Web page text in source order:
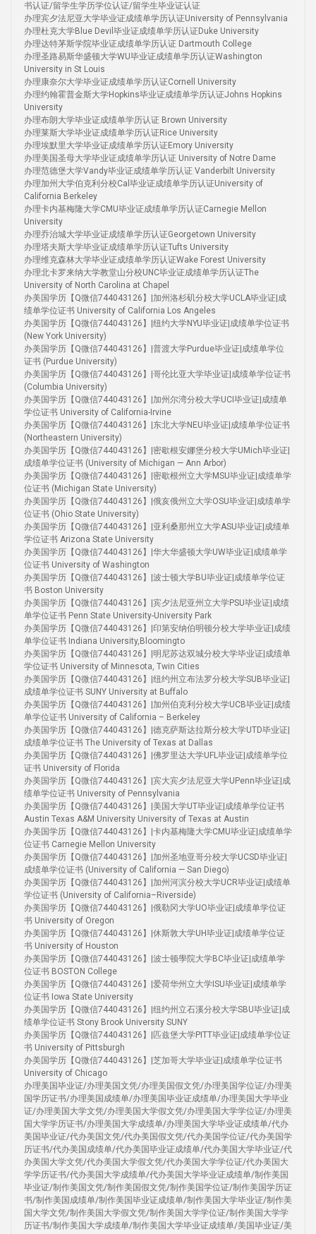
书认证/留学生学历学位认证/留学生毕业证认证
办理宾夕法尼亚大学毕业证成绩单学历认证University of Pennsylvania
办理杜克大学Blue Devil毕业证成绩单学历认证Duke University
办理达特茅斯学院毕业证成绩单学历认证 Dartmouth College
办理圣路易斯华盛顿大学WU毕业证成绩单学历认证Washington
University in St Louis
办理康奈尔大学毕业证成绩单学历认证Cornell University
办理约翰霍普金斯大学Hopkins毕业证成绩单学历认证Johns Hopkins
University
办理布朗大学毕业证成绩单学历认证 Brown University
办理莱斯大学毕业证成绩单学历认证Rice University
办理埃默里大学毕业证成绩单学历认证Emory University
办理美国圣母大学毕业证成绩单学历认证 University of Notre Dame
办理范德堡大学Vandy毕业证成绩单学历认证 Vanderbilt University
办理加州大学伯克利分校Cal毕业证成绩单学历认证University of
California Berkeley
办理卡内基梅隆大学CMU毕业证成绩单学历认证Carnegie Mellon
University
办理乔治城大学毕业证成绩单学历认证Georgetown University
办理塔夫斯大学毕业证成绩单学历认证Tufts University
办理维克森林大学毕业证成绩单学历认证Wake Forest University
办理北卡罗来纳大学教堂山分校UNC毕业证成绩单学历认证The
University of North Carolina at Chapel
办美国学历【Q微信744043126】|加州洛杉矶分校大学UCLA毕业证|成
绩单学位证书 University of California Los Angeles
办美国学历【Q微信744043126】|纽约大学NYU毕业证|成绩单学位证书
(New York University)
办美国学历【Q微信744043126】|普渡大学Purdue毕业证|成绩单学位
证书 (Purdue University)
办美国学历【Q微信744043126】|哥伦比亚大学毕业证|成绩单学位证书
(Columbia University)
办美国学历【Q微信744043126】|加州尔湾分校大学UCI毕业证|成绩单
学位证书 University of California-Irvine
办美国学历【Q微信744043126】|东北大学NEU毕业证|成绩单学位证书
(Northeastern University)
办美国学历【Q微信744043126】|密歇根安娜堡分校大学UMich毕业证|
成绩单学位证书 (University of Michigan — Ann Arbor)
办美国学历【Q微信744043126】|密歇根州立大学MSU毕业证|成绩单学
位证书 (Michigan State University)
办美国学历【Q微信744043126】|俄亥俄州立大学OSU毕业证|成绩单学
位证书 (Ohio State University)
办美国学历【Q微信744043126】|亚利桑那州立大学ASU毕业证|成绩单
学位证书 Arizona State University
办美国学历【Q微信744043126】|华大华盛顿大学UW毕业证|成绩单学
位证书 University of Washington
办美国学历【Q微信744043126】|波士顿大学BU毕业证|成绩单学位证
书 Boston University
办美国学历【Q微信744043126】|宾夕法尼亚州立大学PSU毕业证|成绩
单学位证书 Penn State University-University Park
办美国学历【Q微信744043126】|印第安纳伯明顿分校大学毕业证|成绩
单学位证书 Indiana University,Bloomingto
办美国学历【Q微信744043126】|明尼苏达双城分校大学毕业证|成绩单
学位证书 University of Minnesota, Twin Cities
办美国学历【Q微信744043126】|纽约州立布法罗分校大学SUB毕业证|
成绩单学位证书 SUNY University at Buffalo
办美国学历【Q微信744043126】|加州伯克利分校大学UCB毕业证|成绩
单学位证书 University of California – Berkeley
办美国学历【Q微信744043126】|德克萨斯达拉斯分校大学UTD毕业证|
成绩单学位证书 The University of Texas at Dallas
办美国学历【Q微信744043126】|佛罗里达大学UFL毕业证|成绩单学位
证书 University of Florida
办美国学历【Q微信744043126】|宾大宾夕法尼亚大学UPenn毕业证|成
绩单学位证书 University of Pennsylvania
办美国学历【Q微信744043126】|美国大学UT毕业证|成绩单学位证书
Austin Texas A&M University University of Texas at Austin
办美国学历【Q微信744043126】|卡内基梅隆大学CMU毕业证|成绩单学
位证书 Carnegie Mellon University
办美国学历【Q微信744043126】|加州圣地亚哥分校大学UCSD毕业证|
成绩单学位证书 (University of California — San Diego)
办美国学历【Q微信744043126】|加州河滨分校大学UCR毕业证|成绩单
学位证书 (University of California–Riverside)
办美国学历【Q微信744043126】|俄勒冈大学UO毕业证|成绩单学位证
书 University of Oregon
办美国学历【Q微信744043126】|休斯敦大学UH毕业证|成绩单学位证
书 University of Houston
办美国学历【Q微信744043126】|波士顿學院大学BC毕业证|成绩单学
位证书 BOSTON College
办美国学历【Q微信744043126】|爱荷华州立大学ISU毕业证|成绩单学
位证书 Iowa State University
办美国学历【Q微信744043126】|纽约州立石溪分校大学SBU毕业证|成
绩单学位证书 Stony Brook University SUNY
办美国学历【Q微信744043126】|匹兹堡大学PITT毕业证|成绩单学位证
书 University of Pittsburgh
办美国学历【Q微信744043126】|芝加哥大学毕业证|成绩单学位证书
University of Chicago
办理美国毕业证/办理美国文凭/办理美国假文凭/办理美国学位证/办理美
国学历证书/办理美国成绩单/办理美国毕业证成绩单/办理美国大学毕业
证/办理美国大学文凭/办理美国大学假文凭/办理美国大学学位证/办理美
国大学学历证书/办理美国大学成绩单/办理美国大学毕业证成绩单/代办
美国毕业证/代办美国文凭/代办美国假文凭/代办美国学位证/代办美国学
历证书/代办美国成绩单/代办美国毕业证成绩单/代办美国大学毕业证/代
办美国大学文凭/代办美国大学假文凭/代办美国大学学位证/代办美国大
学学历证书/代办美国大学成绩单/代办美国大学毕业证成绩单/制作美国
毕业证/制作美国文凭/制作美国假文凭/制作美国学位证/制作美国学历证
书/制作美国成绩单/制作美国毕业证成绩单/制作美国大学毕业证/制作美
国大学文凭/制作美国大学假文凭/制作美国大学学位证/制作美国大学学
历证书/制作美国大学成绩单/制作美国大学毕业证成绩单/美国毕业证/美